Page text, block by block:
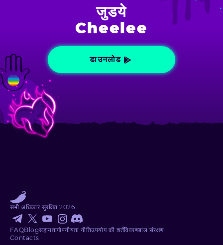
जुडये
Cheelee
डाउनलोड
सभी अधिकार सुरक्षित 2026
FAQBlogसहायतागोपनीयता नीतिउपयोग की शर्तेंविवरणबाल संरक्षण
Contacts